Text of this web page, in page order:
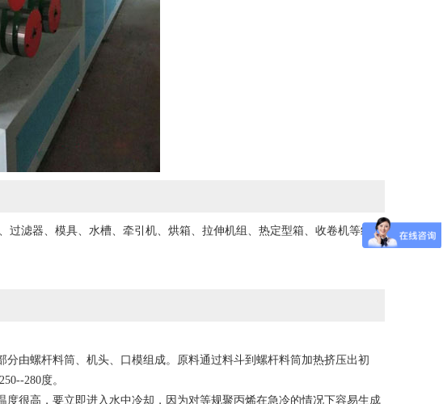
滤器、模具、水槽、牵引机、烘箱、拉伸机组、热定型箱、收卷机等组合
螺杆料筒、机头、口模组成。原料通过料斗到螺杆料筒加热挤压出初
280度。
很高，要立即进入水中冷却，因为对等规聚丙烯在急冷的情况下容易生成